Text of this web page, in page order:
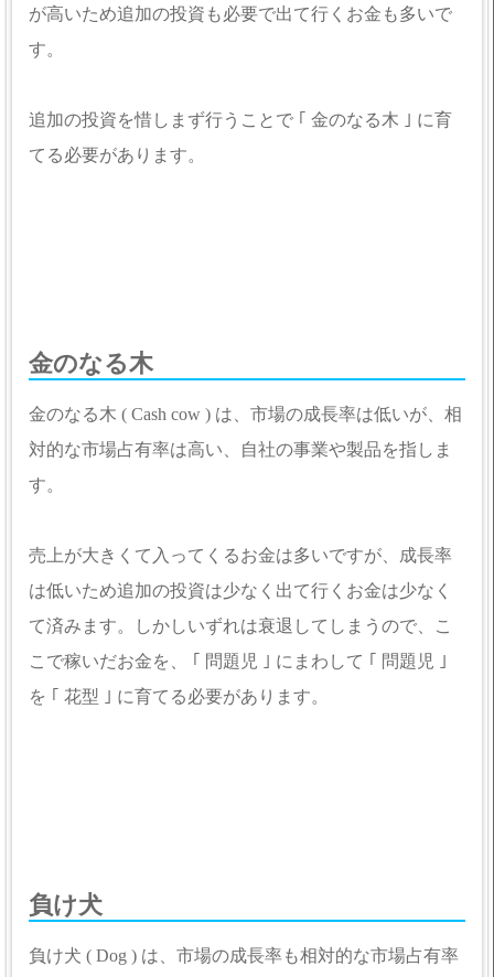
が高いため追加の投資も必要で出て行くお金も多いで
す。
追加の投資を惜しまず行うことで ｢ 金のなる木 ｣ に育
てる必要があります。
金のなる木
金のなる木 ( Cash cow ) は、市場の成長率は低いが、相
対的な市場占有率は高い、自社の事業や製品を指しま
す。
売上が大きくて入ってくるお金は多いですが、成長率
は低いため追加の投資は少なく出て行くお金は少なく
て済みます。しかしいずれは衰退してしまうので、こ
こで稼いだお金を、 ｢ 問題児 ｣ にまわして ｢ 問題児 ｣
を ｢ 花型 ｣ に育てる必要があります。
負け犬
負け犬 ( Dog ) は、市場の成長率も相対的な市場占有率